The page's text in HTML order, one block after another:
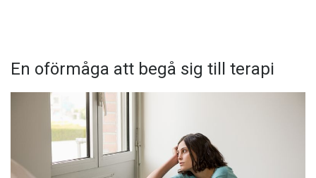
En oförmåga att begå sig till terapi